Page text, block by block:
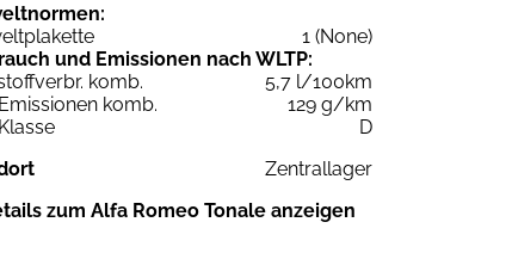
1 (None)
und Emissionen nach WLTP:
komb.
5,7 l/100km
komb.
129 g/km
D
Zentrallager
zum Alfa Romeo Tonale anzeigen